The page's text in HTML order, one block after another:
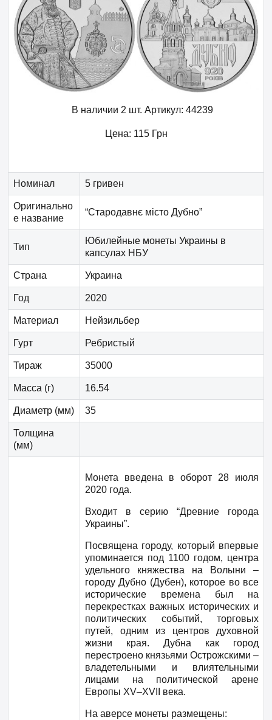
В наличии 2 шт. Артикул: 44239
Цена: 115 Грн
Номинал 5 гривен
Оригинально
е название
“Стародавнє місто Дубно”
Тип
Юбилейные монеты Украины в
капсулах НБУ
Страна Украина
Год 2020
Материал Нейзильбер
Гурт Ребристый
Тираж 35000
Масса (г) 16.54
Диаметр (мм) 35
Толщина
(мм)
Монета введена в оборот 28 июля
2020 года.
Входит в серию “Древние города
Украины”.
Посвящена городу, который впервые
упоминается под 1100 годом, центра
удельного княжества на Волыни –
городу Дубно (Дубен), которое во все
исторические времена был на
перекрестках важных исторических и
политических событий, торговых
путей, одним из центров духовной
жизни края. Дубна как город
перестроено князьями Острожскими –
владетельными и влиятельными
лицами на политической арене
Европы ХV–ХVII века.
На аверсе монеты размещены: